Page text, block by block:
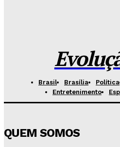
Brasil Brasília Política
Entretenimento
QUEM SOMOS